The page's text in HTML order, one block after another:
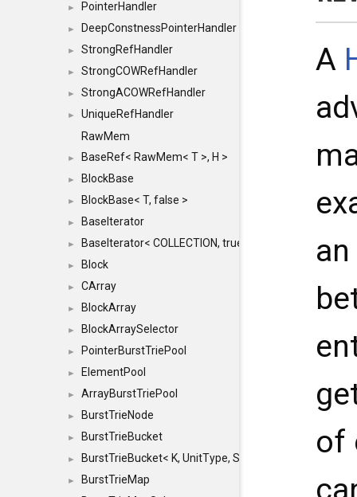
► PointerHandler
► DeepConstnessPointerHandler
► StrongRefHandler
► StrongCOWRefHandler
► StrongACOWRefHandler
►
UniqueRefHandler
RawMem
► BaseRef< RawMem< T >, H >
► BlockBase
► BlockBase< T, false >
► BaseIterator
► BaseIterator< COLLECTION, true >
► Block
► CArray
► BlockArray
► BlockArraySelector
► PointerBurstTriePool
► ElementPool
► ArrayBurstTriePool
► BurstTrieNode
► BurstTrieBucket
► BurstTrieBucket< K, UnitType, SIZE >
►
BurstTrieMap
A
of